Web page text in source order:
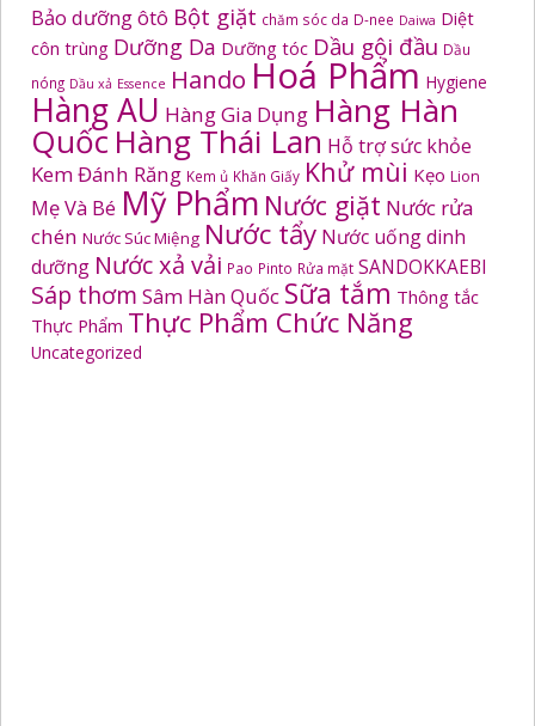
Bảo dưỡng ôtô Bột giặt chăm sóc da D-nee Daiwa Diệt
côn trùng Dưỡng Da Dưỡng tóc Dầu gội đầu Dầu
nóng Dầu xả Essence Hando Hoá Phẩm Hygiene
Hàng AU Hàng Gia Dụng Hàng Hàn
Quốc Hàng Thái Lan Hỗ trợ sức khỏe
Kem Đánh Răng Kem ủ Khăn Giấy Khử mùi Kẹo Lion
Mẹ Và Bé Mỹ Phẩm Nước giặt Nước rửa
chén Nước Súc Miệng Nước tẩy Nước uống dinh
dưỡng Nước xả vải Pao Pinto Rửa mặt SANDOKKAEBI
Sáp thơm Sâm Hàn Quốc Sữa tắm Thông tắc
Thực Phẩm Thực Phẩm Chức Năng
Uncategorized